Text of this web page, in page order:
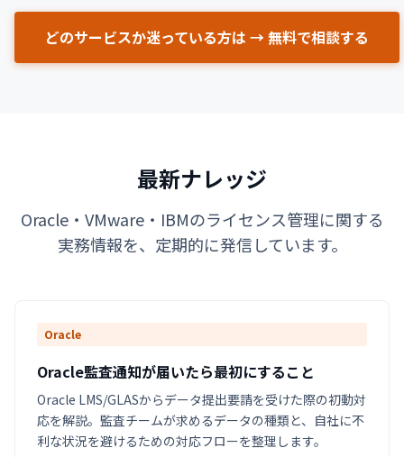
どのサービスか迷っている方は → 無料で相談する
最新ナレッジ
Oracle・VMware・IBMのライセンス管理に関する
実務情報を、定期的に発信しています。
Oracle
Oracle監査通知が届いたら最初にすること
Oracle LMS/GLASからデータ提出要請を受けた際の初動対
応を解説。監査チームが求めるデータの種類と、自社に不
利な状況を避けるための対応フローを整理します。